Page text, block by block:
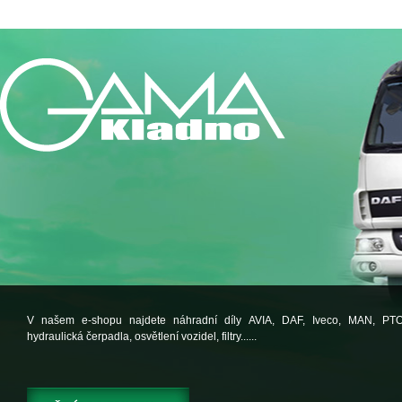
V našem e-shopu najdete náhradní díly AVIA, DAF, Iveco, MAN,
hydraulická čerpadla, osvětlení vozidel, filtry......